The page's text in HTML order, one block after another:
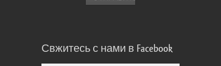
Свжитесь с нами в Facebook